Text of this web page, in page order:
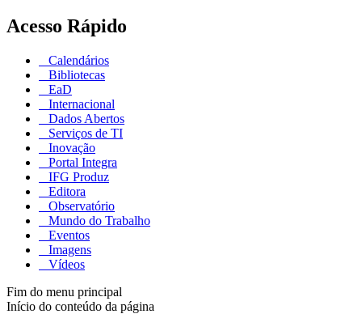
Acesso Rápido
Calendários
Bibliotecas
EaD
Internacional
Dados Abertos
Serviços de TI
Inovação
Portal Integra
IFG Produz
Editora
Observatório
Mundo do Trabalho
Eventos
Imagens
Vídeos
Fim do menu principal
Início do conteúdo da página